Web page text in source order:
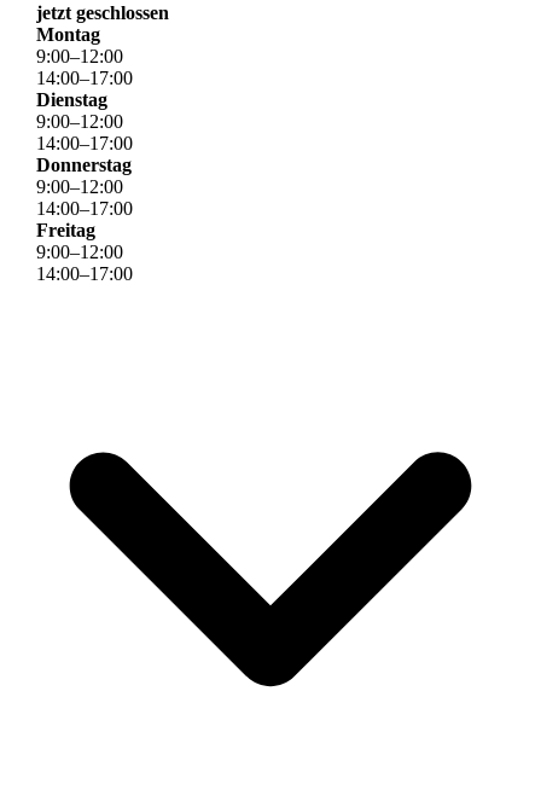
jetzt geschlossen
Montag
9:00–12:00
14:00–17:00
Dienstag
9:00–12:00
14:00–17:00
Donnerstag
9:00–12:00
14:00–17:00
Freitag
9:00–12:00
14:00–17:00